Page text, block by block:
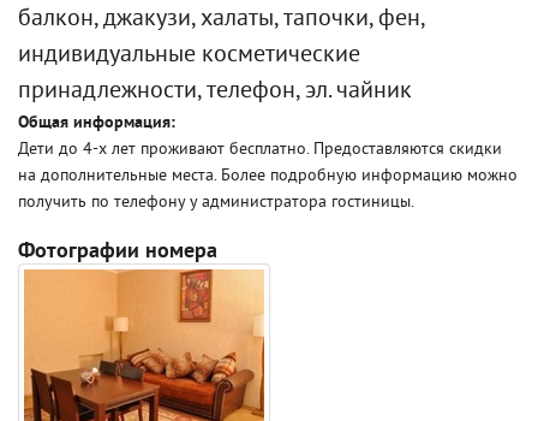
балкон, джакузи, халаты, тапочки, фен,
индивидуальные косметические
принадлежности, телефон, эл. чайник
Общая информация:
Дети до 4-х лет проживают бесплатно. Предоставляются скидки
на дополнительные места. Более подробную информацию можно
получить по телефону у администратора гостиницы.
Фотографии номера